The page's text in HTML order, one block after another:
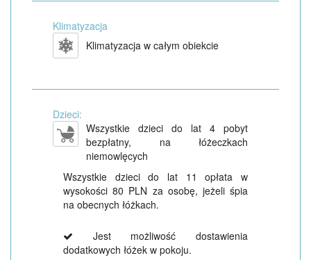
Klimatyzacja
Klimatyzacja w całym obiekcie
Dzieci:
Wszystkie dzieci do lat 4 pobyt
bezpłatny, na łóżeczkach
niemowlęcych
Wszystkie dzieci do lat 11 opłata w
wysokości 80 PLN za osobę, jeżeli śpia
na obecnych łóżkach.
Jest możliwość dostawienia
dodatkowych łóżek w pokoju.